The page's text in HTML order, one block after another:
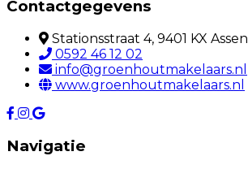
Contactgegevens
Stationsstraat 4, 9401 KX Assen
0592 46 12 02
info@groenhoutmakelaars.nl
www.groenhoutmakelaars.nl
Navigatie